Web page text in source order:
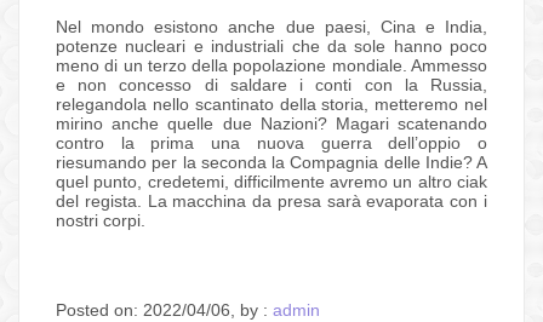
Nel mondo esistono anche due paesi, Cina e India,
potenze nucleari e industriali che da sole hanno poco
meno di un terzo della popolazione mondiale. Ammesso
e non concesso di saldare i conti con la Russia,
relegandola nello scantinato della storia, metteremo nel
mirino anche quelle due Nazioni? Magari scatenando
contro la prima una nuova guerra dell’oppio o
riesumando per la seconda la Compagnia delle Indie? A
quel punto, credetemi, difficilmente avremo un altro ciak
del regista. La macchina da presa sarà evaporata con i
nostri corpi.
Posted on: 2022/04/06, by : admin